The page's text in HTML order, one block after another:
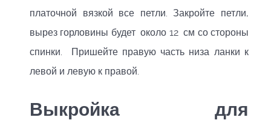
платочной вязкой все петли. Закройте петли,
вырез горловины будет около 12 см со стороны
спинки. Пришейте правую часть низа ланки к
левой и левую к правой.
Выкройка для